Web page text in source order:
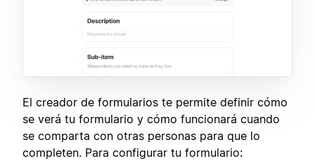
El creador de formularios te permite definir cómo
se verá tu formulario y cómo funcionará cuando
se comparta con otras personas para que lo
completen. Para configurar tu formulario: